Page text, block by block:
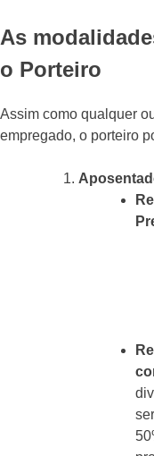
As
o Porteiro
Assim como qualquer
empregado, o porteiro